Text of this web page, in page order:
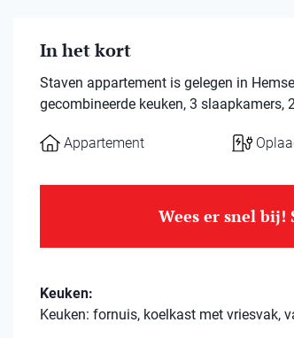
In het kort
Staven appartement is gelegen in
gecombineerde keuken, 3 slaapkamers,
Appartement
Wees er snel bij!
Keuken:
Keuken: fornuis, koelkast met vriesvak,